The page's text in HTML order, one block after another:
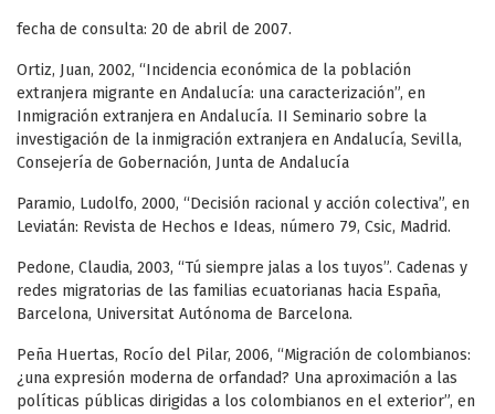
fecha de consulta: 20 de abril de 2007.
Ortiz, Juan, 2002, “Incidencia económica de la población
extranjera migrante en Andalucía: una caracterización”, en
Inmigración extranjera en Andalucía. II Seminario sobre la
investigación de la inmigración extranjera en Andalucía, Sevilla,
Consejería de Gobernación, Junta de Andalucía
Paramio, Ludolfo, 2000, “Decisión racional y acción colectiva”, en
Leviatán: Revista de Hechos e Ideas, número 79, Csic, Madrid.
Pedone, Claudia, 2003, “Tú siempre jalas a los tuyos”. Cadenas y
redes migratorias de las familias ecuatorianas hacia España,
Barcelona, Universitat Autónoma de Barcelona.
Peña Huertas, Rocío del Pilar, 2006, “Migración de colombianos:
¿una expresión moderna de orfandad? Una aproximación a las
políticas públicas dirigidas a los colombianos en el exterior”, en